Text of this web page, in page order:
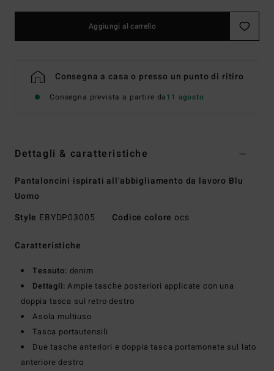
Aggiungi al carrello
Consegna a casa o presso un punto di ritiro
Consegna prevista a partire da11 agosto
Dettagli & caratteristiche
Pantaloncini ispirati all'abbigliamento da lavoro Blu
Uomo
Style EBYDP03005 Codice colore ocs
Caratteristiche
Tessuto: denim
Dettagli: Ampie tasche posteriori applicate con una
doppia tasca sul retro destro
Asola multiuso
Tasca portautensili
Due tasche anteriori e doppia tasca portamonete sul lato
anteriore destro